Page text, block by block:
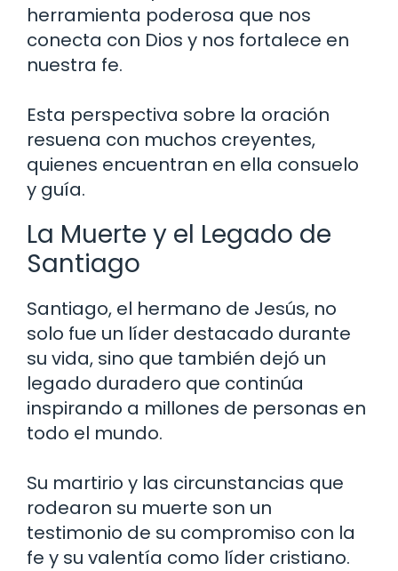
herramienta poderosa que nos
conecta con Dios y nos fortalece en
nuestra fe.
Esta perspectiva sobre la oración
resuena con muchos creyentes,
quienes encuentran en ella consuelo
y guía.
La Muerte y el Legado de
Santiago
Santiago, el hermano de Jesús, no
solo fue un líder destacado durante
su vida, sino que también dejó un
legado duradero que continúa
inspirando a millones de personas en
todo el mundo.
Su martirio y las circunstancias que
rodearon su muerte son un
testimonio de su compromiso con la
fe y su valentía como líder cristiano.